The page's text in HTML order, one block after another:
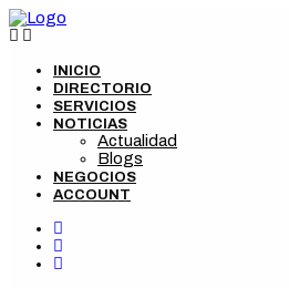
INICIO
DIRECTORIO
SERVICIOS
NOTICIAS
Actualidad
Blogs
NEGOCIOS
ACCOUNT